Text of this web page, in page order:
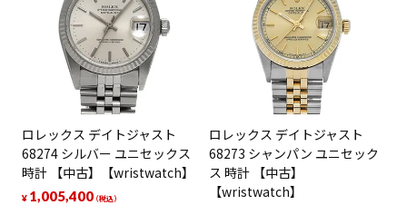
ロレックス デイトジャスト
68274 シルバー ユニセックス
時計 【中古】【wristwatch】
¥ 1,005,400（税込）
ロレックス デイトジャスト
68273 シャンパン ユニセック
ス 時計 【中古】
【wristwatch】